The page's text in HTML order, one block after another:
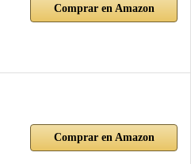
Comprar en Amazon
Comprar en Amazon